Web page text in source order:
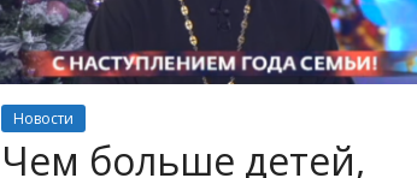
Новости
Чем больше детей,